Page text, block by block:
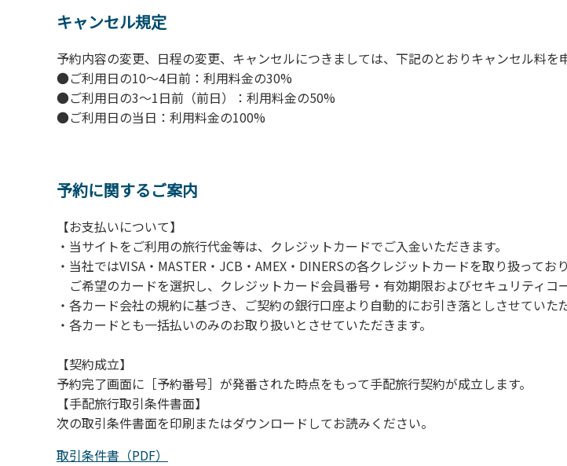
・お食事は席数を減らしソーシャルディスタンスを確保してのお食事。
・お食事は18時と19時の2回に分けて行います。（ご希望の時間がある方はお申し出
・スタッフはマスクをして接客。
・玄関、食堂に手指の消毒スプレーを設置。
・チェックイン時の体温測定。
・定期的な施設の消毒。
・スタッフの体調管理、健康チェックの徹底。
※食事中は窓を開けて換気をさせていただく場合がございます。また、山の上なの
【お客様へお願い】
・パブリックスペースでは、食事中以外はマスクの着用をお願いします。
・入館時は玄関に備え付けの消毒スプレーで手指の消毒をお願いします。
・トイレは各客室のトイレをご利用ください。
※緊急時以外の食堂のトイレの使用は禁止とさせていただきます。
キャンセル規定
予約内容の変更、日程の変更、キャンセルにつきましては、下記のとおりキャンセル料を
●ご利用日の10～4日前：利用料金の30%
●ご利用日の3～1日前（前日）：利用料金の50%
●ご利用日の当日：利用料金の100%
予約に関するご案内
【お支払いについて】
・当サイトをご利用の旅行代金等は、クレジットカードでご入金いただきます。
・当社ではVISA・MASTER・JCB・AMEX・DINERSの各クレジットカードを取り扱っており
ご希望のカードを選択し、クレジットカード会員番号・有効期限およびセキュリティコ
・各カード会社の規約に基づき、ご契約の銀行口座より自動的にお引き落としさせていた
・各カードとも一括払いのみのお取り扱いとさせていただきます。
【契約成立】
予約完了画面に［予約番号］が発番された時点をもって手配旅行契約が成立します。
【手配旅行取引条件書面】
次の取引条件書面を印刷またはダウンロードしてお読みください。
取引条件書（PDF）